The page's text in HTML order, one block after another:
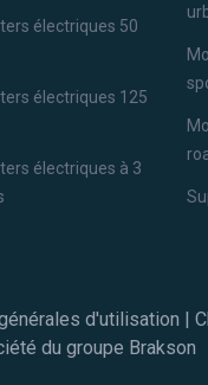
électriques 50
électriques 125
électriques à 3
d'utilisation |
du groupe Brakson